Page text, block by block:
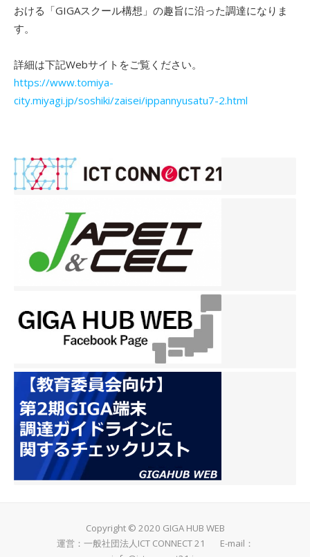
おける「GIGAスクール構想」の趣旨に沿った調達になりま
す。
詳細は下記Webサイトをご覧ください。
https://www.tomiya-
city.miyagi.jp/soshiki/zaisei/ippannyusatu7-2.html
Copyright © 2020 GIGA HUB WEB
運営：一般社団法人ICT CONNECT 21 E-mail：